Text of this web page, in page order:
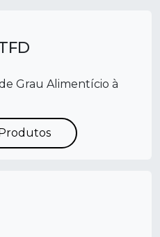
Grau Alimentício à